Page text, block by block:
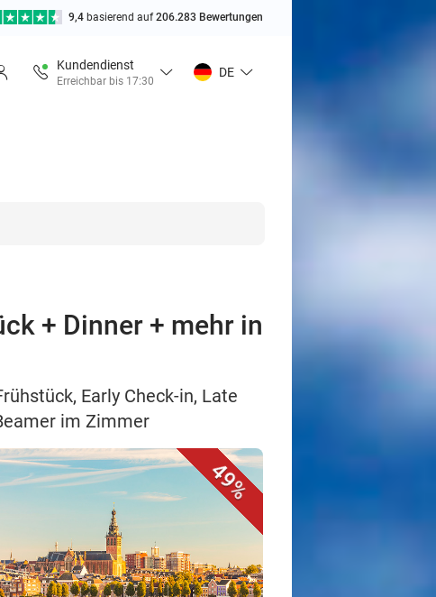
9,4 basierend auf206.283 Bewertungen
Kundendienst
Erreichbar bis 17:30
DE
+ Dinner + mehr in
Early Check-in, Late
im Zimmer
49%